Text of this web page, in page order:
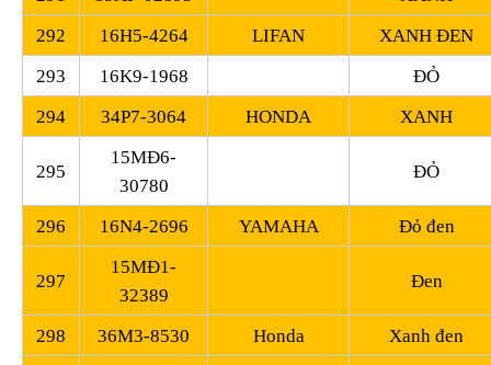
292
16H5-4264 LIFAN
XANH ĐEN
293
16K9-1968
ĐỎ
294
34P7-3064 HONDA XANH
295
15MĐ6-
30780
ĐỎ
296 16N4-2696 YAMAHA Đỏ đen
297
15MĐ1-
32389
Đen
298 36M3-8530 Honda
Xanh đen